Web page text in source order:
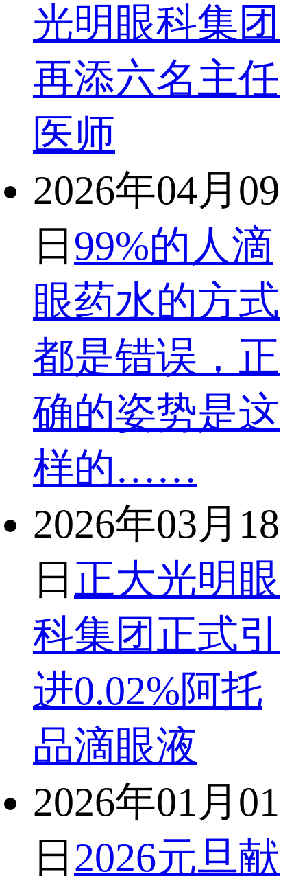
光明眼科集团
再添六名主任
医师
2026年04月09
日 99%的人滴
眼药水的方式
都是错误，正
确的姿势是这
样的……
2026年03月18
日 正大光明眼
科集团正式引
进0.02%阿托
品滴眼液
2026年01月01
日 2026元旦献